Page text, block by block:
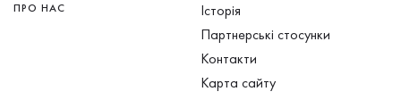
ПРО НАС
Історія
Партнерські стосунки
Контакти
Карта сайту